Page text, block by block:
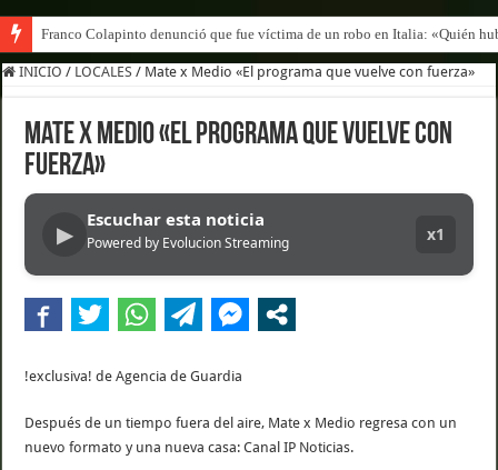
Franco Colapinto denunció que fue víctima de un robo en Italia: «Quién
INICIO / LOCALES / Mate x Medio «El programa que vuelve con fuerza»
Mate x Medio «El programa que vuelve con
fuerza»
▶
Escuchar esta noticia
Powered by Evolucion Streaming x1
!exclusiva! de Agencia de Guardia
Después de un tiempo fuera del aire, Mate x Medio regresa con un
nuevo formato y una nueva casa: Canal IP Noticias.